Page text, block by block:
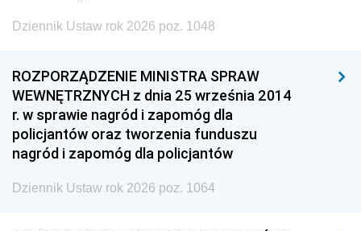
Dziennik Ustaw rok 2026 poz. 1048
ROZPORZĄDZENIE MINISTRA SPRAW
WEWNĘTRZNYCH z dnia 25 września 2014
r. w sprawie nagród i zapomóg dla
policjantów oraz tworzenia funduszu
nagród i zapomóg dla policjantów
Dziennik Ustaw rok 2026 poz. 1064